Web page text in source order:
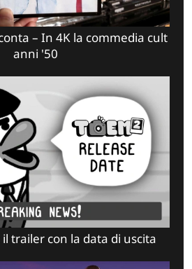
– In 4K la commedia cult
anni '50
il trailer con la data di uscita